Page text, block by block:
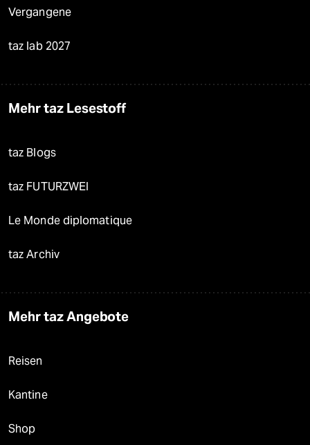
Vergangene
taz lab 2027
Mehr taz Lesestoff
taz Blogs
taz FUTURZWEI
Le Monde diplomatique
taz Archiv
Mehr taz Angebote
Reisen
Kantine
Shop